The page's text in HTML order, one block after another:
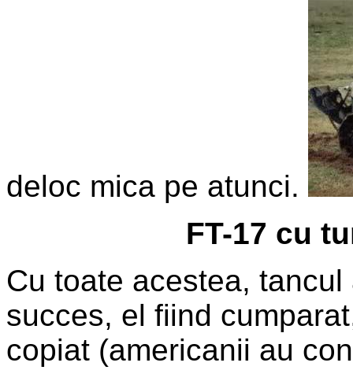
deloc mica pe atunci.
FT-17 cu
Cu toate acestea,
succes, el fiind
copiat (americanii au